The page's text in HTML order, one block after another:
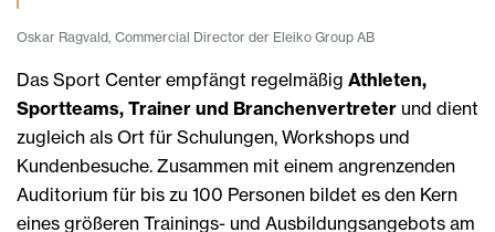
Oskar Ragvald, Commercial Director der Eleiko Group AB
Das Sport Center empfängt regelmäßig Athleten,
Sportteams, Trainer und Branchenvertreter und dient
zugleich als Ort für Schulungen, Workshops und
Kundenbesuche. Zusammen mit einem angrenzenden
Auditorium für bis zu 100 Personen bildet es den Kern
eines größeren Trainings- und Ausbildungsangebots am